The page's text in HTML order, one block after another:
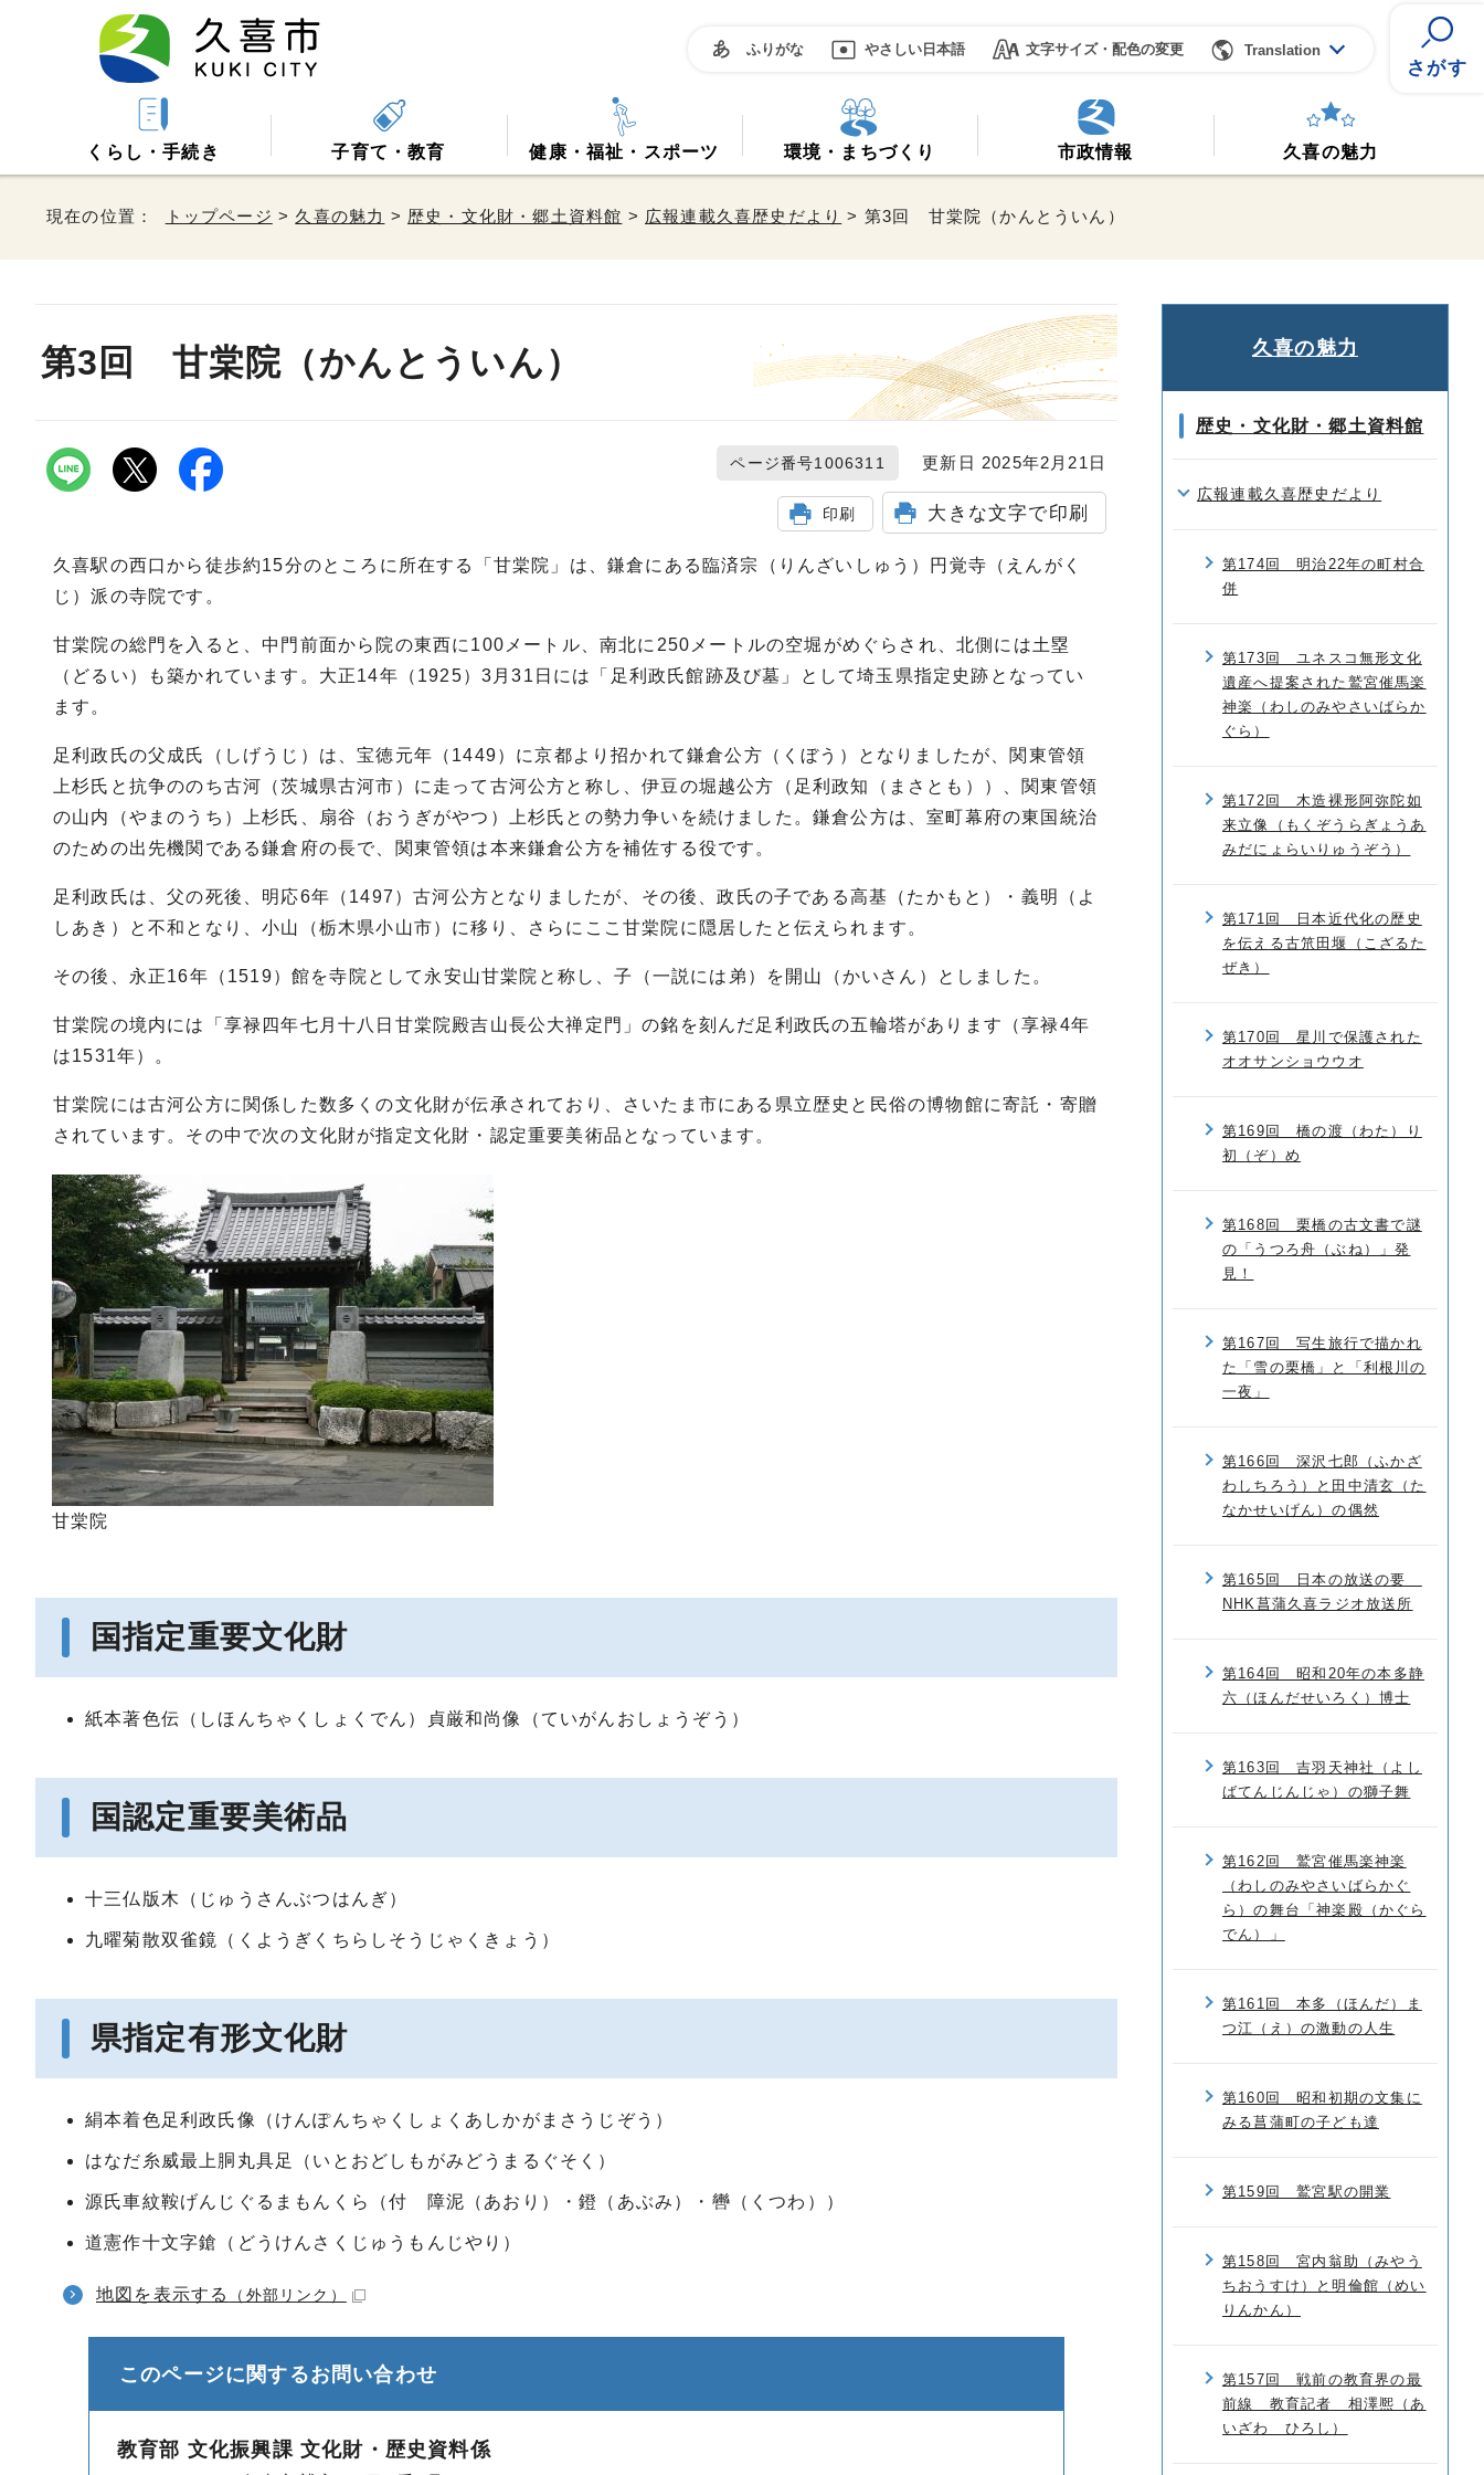
ふりがな やさしい日本語 文字サイズ・配色の変更 Translation
さがす
くらし・手続き 子育て・教育 健康・福祉・スポーツ 環境・まちづくり 市政情報 久喜の魅力
現在の位置： トップページ > 久喜の魅力 > 歴史・文化財・郷土資料館 > 広報連載久喜歴史だより > 第3回 甘棠院（かんとういん）
第3回 甘棠院（かんとういん）
ページ番号1006311 更新日 2025年2月21日
印刷 大きな文字で印刷
久喜駅の西口から徒歩約15分のところに所在する「甘棠院」は、鎌倉にある臨済宗（りんざいしゅう）円覚寺（えんがく
じ）派の寺院です。
甘棠院の総門を入ると、中門前面から院の東西に100メートル、南北に250メートルの空堀がめぐらされ、北側には土塁
（どるい）も築かれています。大正14年（1925）3月31日には「足利政氏館跡及び墓」として埼玉県指定史跡となってい
ます。
足利政氏の父成氏（しげうじ）は、宝徳元年（1449）に京都より招かれて鎌倉公方（くぼう）となりましたが、関東管領
上杉氏と抗争ののち古河（茨城県古河市）に走って古河公方と称し、伊豆の堀越公方（足利政知（まさとも））、関東管領
の山内（やまのうち）上杉氏、扇谷（おうぎがやつ）上杉氏との勢力争いを続けました。鎌倉公方は、室町幕府の東国統治
のための出先機関である鎌倉府の長で、関東管領は本来鎌倉公方を補佐する役です。
足利政氏は、父の死後、明応6年（1497）古河公方となりましたが、その後、政氏の子である高基（たかもと）・義明（よ
しあき）と不和となり、小山（栃木県小山市）に移り、さらにここ甘棠院に隠居したと伝えられます。
その後、永正16年（1519）館を寺院として永安山甘棠院と称し、子（一説には弟）を開山（かいさん）としました。
甘棠院の境内には「享禄四年七月十八日甘棠院殿吉山長公大禅定門」の銘を刻んだ足利政氏の五輪塔があります（享禄4年
は1531年）。
甘棠院には古河公方に関係した数多くの文化財が伝承されており、さいたま市にある県立歴史と民俗の博物館に寄託・寄贈
されています。その中で次の文化財が指定文化財・認定重要美術品となっています。
甘棠院
国指定重要文化財
紙本著色伝（しほんちゃくしょくでん）貞厳和尚像（ていがんおしょうぞう）
国認定重要美術品
十三仏版木（じゅうさんぶつはんぎ）
九曜菊散双雀鏡（くようぎくちらしそうじゃくきょう）
県指定有形文化財
絹本着色足利政氏像（けんぽんちゃくしょくあしかがまさうじぞう）
はなだ糸威最上胴丸具足（いとおどしもがみどうまるぐそく）
源氏車紋鞍げんじぐるまもんくら（付 障泥（あおり）・鐙（あぶみ）・轡（くつわ））
道憲作十文字鎗（どうけんさくじゅうもんじやり）
地図を表示する （外部リンク）
このページに関するお問い合わせ
教育部 文化振興課 文化財・歴史資料係
久喜の魅力
歴史・文化財・郷土資料館
広報連載久喜歴史だより
第174回 明治22年の町村合
併
第173回 ユネスコ無形文化
遺産へ提案された鷲宮催馬楽
神楽（わしのみやさいばらか
ぐら）
第172回 木造裸形阿弥陀如
来立像（もくぞうらぎょうあ
みだにょらいりゅうぞう）
第171回 日本近代化の歴史
を伝える古笊田堰（こざるた
ぜき）
第170回 星川で保護された
オオサンショウウオ
第169回 橋の渡（わた）り
初（ぞ）め
第168回 栗橋の古文書で謎
の「うつろ舟（ぶね）」発
見！
第167回 写生旅行で描かれ
た「雪の栗橋」と「利根川の
一夜」
第166回 深沢七郎（ふかざ
わしちろう）と田中清玄（た
なかせいげん）の偶然
第165回 日本の放送の要
NHK菖蒲久喜ラジオ放送所
第164回 昭和20年の本多静
六（ほんだせいろく）博士
第163回 吉羽天神社（よし
ばてんじんじゃ）の獅子舞
第162回 鷲宮催馬楽神楽
（わしのみやさいばらかぐ
ら）の舞台「神楽殿（かぐら
でん）」
第161回 本多（ほんだ）ま
つ江（え）の激動の人生
第160回 昭和初期の文集に
みる菖蒲町の子ども達
第159回 鷲宮駅の開業
第158回 宮内翁助（みやう
ちおうすけ）と明倫館（めい
りんかん）
第157回 戦前の教育界の最
前線 教育記者 相澤熈（あ
いざわ ひろし）